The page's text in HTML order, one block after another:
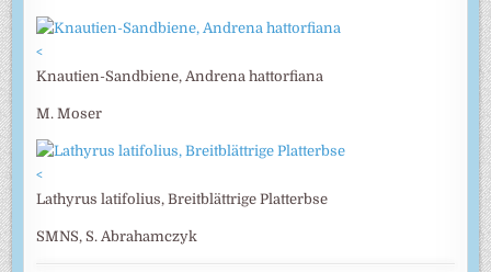
<
Knautien-Sandbiene, Andrena hattorfiana
M. Moser
<
Lathyrus latifolius, Breitblättrige Platterbse
SMNS, S. Abrahamczyk